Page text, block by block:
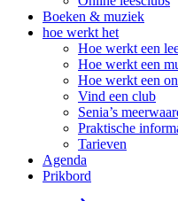
Boeken & muziek
hoe werkt het
Hoe werkt een
Hoe werkt een
Hoe werkt een
Vind een club
Senia’s
Praktische
Tarieven
Agenda
Prikbord